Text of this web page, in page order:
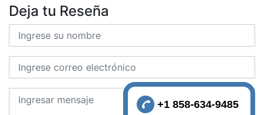
Deja tu Reseña
+1 858-634-9485